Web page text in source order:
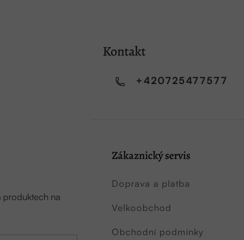
Kontakt
+420725477577
produktech na
Zákaznický servis
Doprava a platba
Velkoobchod
Obchodní podmínky